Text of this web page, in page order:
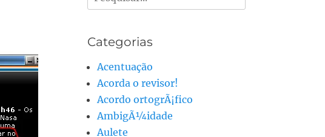
por:
Categorias
Acentuação
Acorda o revisor!
Acordo ortogrÃ¡fico
AmbigÃ¼idade
Aulete